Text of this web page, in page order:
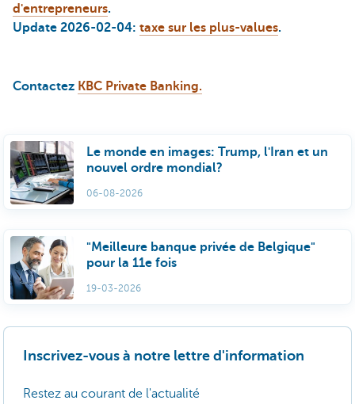
d'entrepreneurs.
Update 2026-02-04: taxe sur les plus-values.
Contactez KBC Private Banking.
Le monde en images: Trump, l'Iran et un
nouvel ordre mondial?
06-08-2026
"Meilleure banque privée de Belgique"
pour la 11e fois
19-03-2026
Inscrivez-vous à notre lettre d'information
Restez au courant de l'actualité